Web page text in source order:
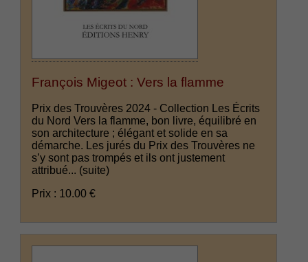
François Migeot : Vers la flamme
Prix des Trouvères 2024 - Collection Les Écrits
du Nord Vers la flamme, bon livre, équilibré en
son architecture ; élégant et solide en sa
démarche. Les jurés du Prix des Trouvères ne
s’y sont pas trompés et ils ont justement
attribué... (suite)
Prix : 10.00 €